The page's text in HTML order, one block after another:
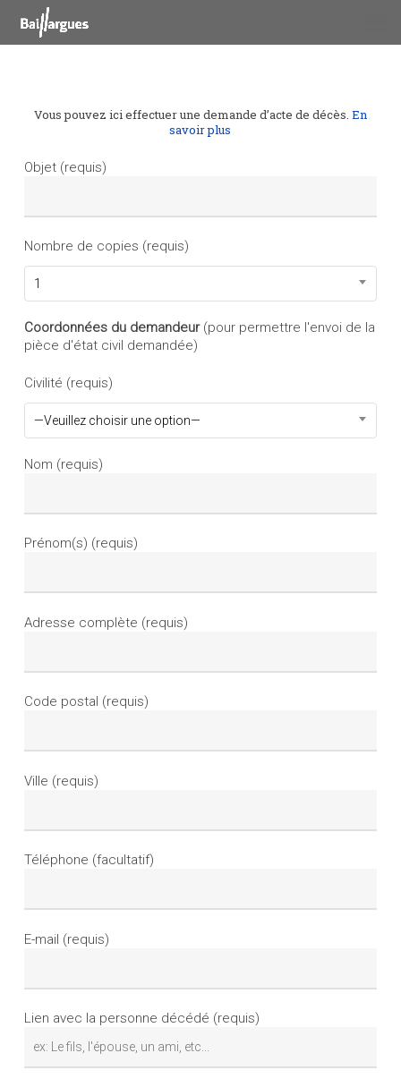
main
Vous pouvez ici effectuer une demande d’acte de décès. En
savoir plus
Objet (requis)
Nombre de copies (requis)
1
Coordonnées du demandeur(pour permettre l'envoi de la
pièce d'état civil demandée)
Civilité (requis)
—Veuillez choisir une option—
Nom (requis)
Prénom(s) (requis)
Adresse complète (requis)
Code postal (requis)
Ville (requis)
Téléphone (facultatif)
E-mail (requis)
Lien avec la personne décédé (requis)